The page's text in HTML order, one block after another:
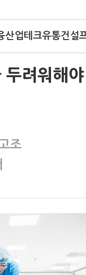
산업테크유통건설
두려워해야
조